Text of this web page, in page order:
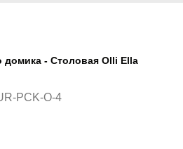
домика - Столовая Olli Ella
PCK-O-4